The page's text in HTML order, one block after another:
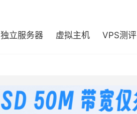
独立服务器 虚拟主机 VPS测评